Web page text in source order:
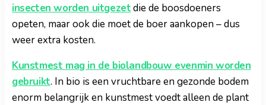
insecten worden uitgezetdie de boosdoeners
opeten, maar ook die moet de boer aankopen – dus
weer extra kosten.
Kunstmest mag in de biolandbouw evenmin worden
gebruikt. In bio is een vruchtbare en gezonde bodem
enorm belangrijk en kunstmest voedt alleen de plant